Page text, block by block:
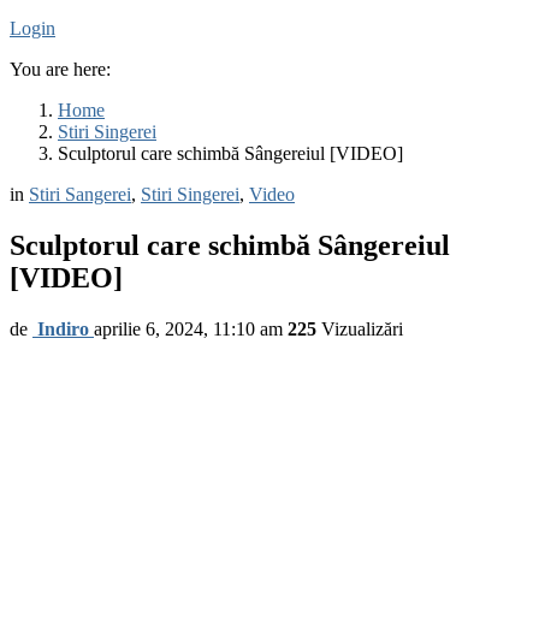
Login
You are here:
Home
Stiri Singerei
Sculptorul care schimbă Sângereiul [VIDEO]
in Stiri Sangerei, Stiri Singerei, Video
Sculptorul care schimbă Sângereiul
[VIDEO]
de Indiro aprilie 6, 2024, 11:10 am 225 Vizualizări